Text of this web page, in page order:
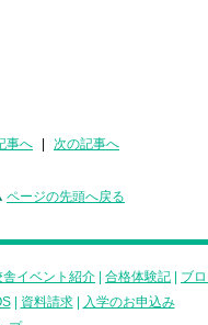
事へ 次の記事へ
ページの先頭へ戻る
舎イベント紹介 合格体験記 ブ
| 資料請求|
入学のお申込み